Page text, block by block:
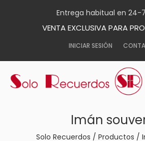
Entrega habitual en 24-
VENTA EXCLUSIVA PARA
INICIAR SESIÓN
Imán
Solo Recuerdos / Productos /